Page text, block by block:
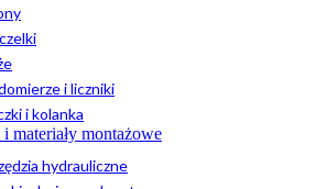
i liczniki
i kolanka
materiały montażowe
hydrauliczne